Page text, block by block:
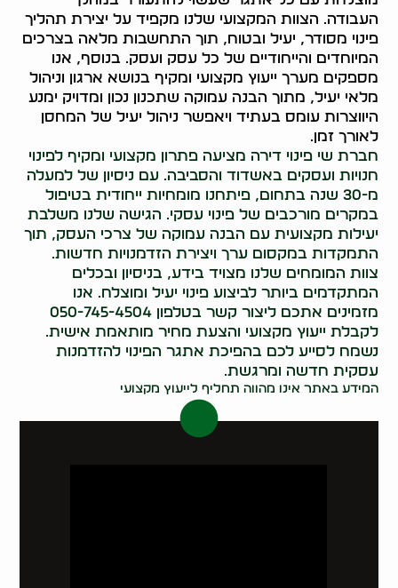
העבודה. הצוות המקצועי שלנו מקפיד על יצירת תהליך
פינוי מסודר, יעיל ובטוח, תוך התחשבות מלאה בצרכים
המיוחדים והייחודיים של כל עסק ועסק. בנוסף, אנו
מספקים מערך ייעוץ מקצועי ומקיף בנושא ארגון וניהול
מלאי יעיל, מתוך הבנה עמוקה שתכנון נכון ומדויק ימנע
היווצרות עומס בעתיד ויאפשר ניהול יעיל של המחסן
לאורך זמן.
חברת שי פינוי דירה מציעה פתרון מקצועי ומקיף לפינוי
חנויות ועסקים באשדוד והסביבה. עם ניסיון של למעלה
מ-30 שנה בתחום, פיתחנו מומחיות ייחודית בטיפול
במקרים מורכבים של פינוי עסקי. הגישה שלנו משלבת
יעילות מקצועית עם הבנה עמוקה של צרכי העסק, תוך
התמקדות במקסום ערך ויצירת הזדמנויות חדשות.
צוות המומחים שלנו מצויד בידע, בניסיון ובכלים
המתקדמים ביותר לביצוע פינוי יעיל ומוצלח. אנו
מזמינים אתכם ליצור קשר בטלפון 050-745-4504
לקבלת ייעוץ מקצועי והצעת מחיר מותאמת אישית.
נשמח לסייע לכם בהפיכת אתגר הפינוי להזדמנות
עסקית חדשה ומרגשת.
המידע באתר אינו מהווה תחליף לייעוץ מקצועי